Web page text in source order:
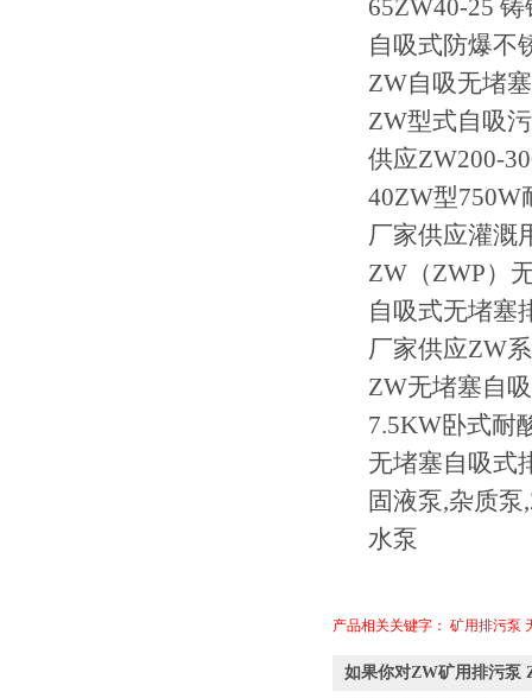
65ZW40-25
自吸式防爆不
ZW自吸无堵
ZW型式自吸
供应ZW200-
40ZW型
厂家供应灌溉
ZW（ZWP）
自吸式无堵塞
厂家供应ZW
ZW无堵塞自
7.5KW卧式耐
无堵塞自吸式
固液泵,杂质
水泵
产品相关关键字： 矿用排污泵
如果你对ZW矿用排污泵